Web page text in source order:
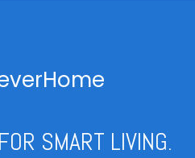
SMART LIVING.